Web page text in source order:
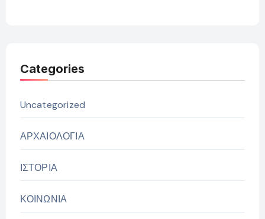
Categories
Uncategorized
ΑΡΧΑΙΟΛΟΓΙΑ
ΙΣΤΟΡΙΑ
ΚΟΙΝΩΝΙΑ